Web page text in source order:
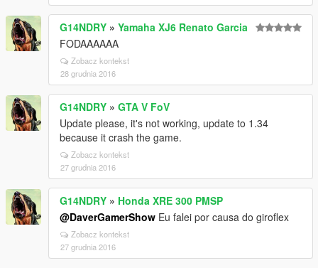
G14NDRY » Yamaha XJ6 Renato Garcia
FODAAAAAA
Zobacz kontekst
28 grudnia 2016
G14NDRY » GTA V FoV
Update please, it's not working, update to 1.34
because it crash the game.
Zobacz kontekst
27 grudnia 2016
G14NDRY » Honda XRE 300 PMSP
@DaverGamerShow Eu falei por causa do giroflex
Zobacz kontekst
27 grudnia 2016